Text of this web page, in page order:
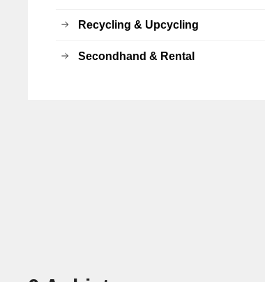
Recycling & Upcycling
Secondhand & Rental